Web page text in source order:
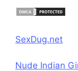
SexDug.net
Nude Indian